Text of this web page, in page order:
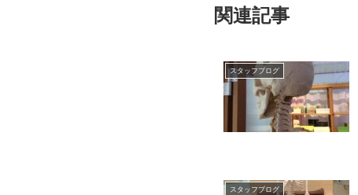
関連記事
スタッフブログ
スタッフブログ